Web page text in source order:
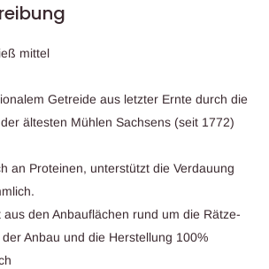
mittel
Getreide aus letzter Ernte durch die
ältesten Mühlen Sachsens (seit 1772)
an Proteinen, unterstützt die Verdauung
aus den Anbauflächen rund um die Rätze-
Anbau und die Herstellung 100%